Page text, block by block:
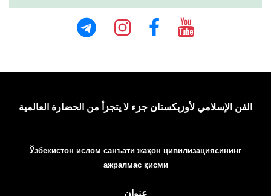
الفن الإسلامي لأوزبكستان جزء لا يتجزأ من الحضارة العالمية
Ўзбекистон ислом санъати жаҳон цивилизациясининг
ажралмас қисми
عنوان